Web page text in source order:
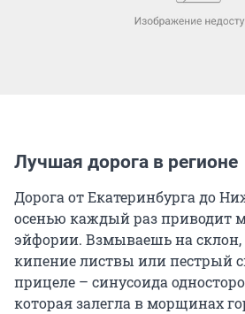
Лучшая дорога в регионе
Дорога от Екатеринбурга до
осенью каждый раз приводит
эйфории. Взмываешь на склон,
кипение листвы или пестрый
прицеле – синусоида
которая залегла в морщинах